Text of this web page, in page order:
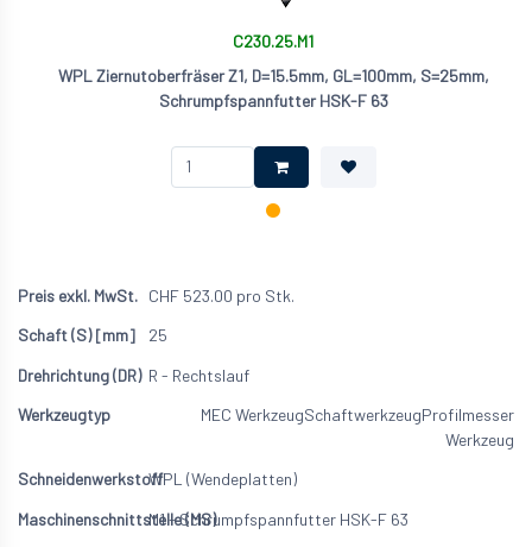
C230.25.M1
WPL Ziernutoberfräser Z1, D=15.5mm, GL=100mm, S=25mm,
Schrumpfspannfutter HSK-F 63
CHF 523.00 pro Stk.
25
R - Rechtslauf
MEC WerkzeugSchaftwerkzeugProfilmesser
Werkzeug
WPL (Wendeplatten)
M1 - Schrumpfspannfutter HSK-F 63